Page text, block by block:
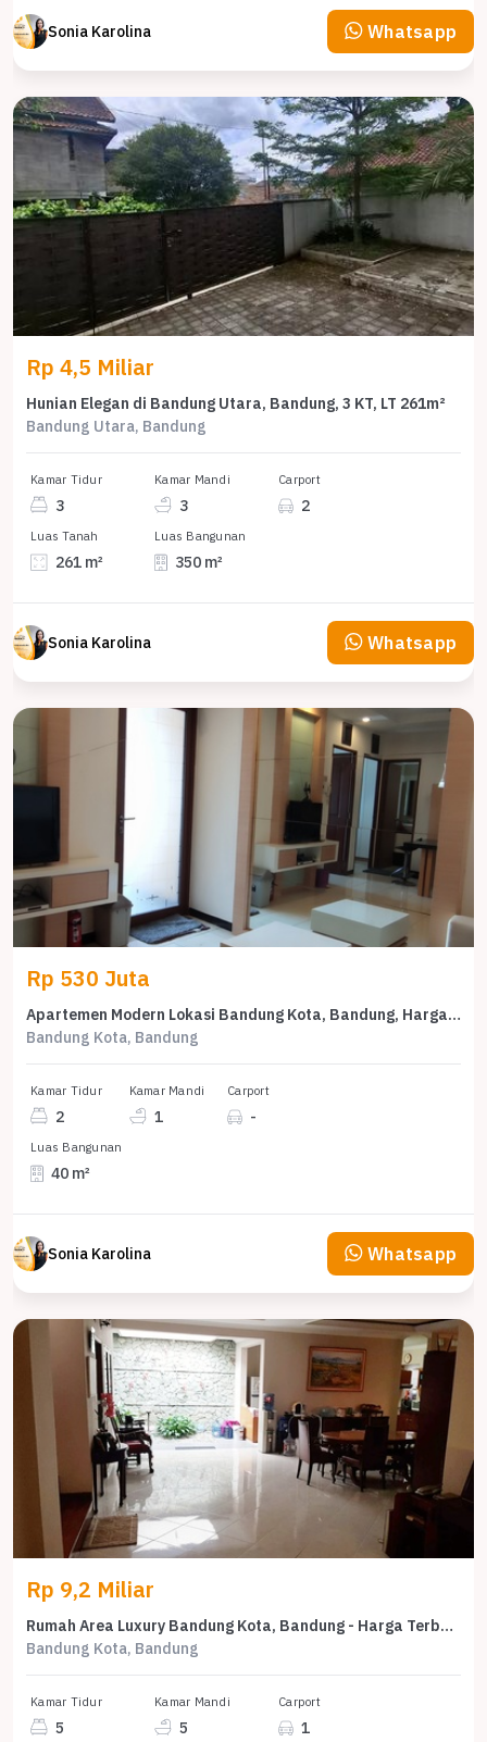
Sonia Karolina Whatsapp
Rp 4,5 Miliar
Hunian Elegan di Bandung Utara, Bandung, 3 KT, LT 261m²
Bandung Utara, Bandung
Kamar Tidur
3
Kamar Mandi
3
Carport
2
Luas Tanah
261 m²
Luas Bangunan
350 m²
Sonia Karolina Whatsapp
Rp 530 Juta
Apartemen Modern Lokasi Bandung Kota, Bandung, Harga 530 Juta
Bandung Kota, Bandung
Kamar Tidur
2
Kamar Mandi
1
Carport
-
Luas Bangunan
40 m²
Sonia Karolina Whatsapp
Rp 9,2 Miliar
Rumah Area Luxury Bandung Kota, Bandung - Harga Terbaik 9,2 Miliar
Bandung Kota, Bandung
Kamar Tidur
5
Kamar Mandi
5
Carport
1